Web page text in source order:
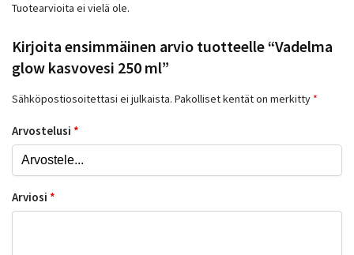
Tuotearvioita ei vielä ole.
Kirjoita ensimmäinen arvio tuotteelle “Vadelma
glow kasvovesi 250 ml”
Sähköpostiosoitettasi ei julkaista. Pakolliset kentät on merkitty *
Arvostelusi *
Arviosi *